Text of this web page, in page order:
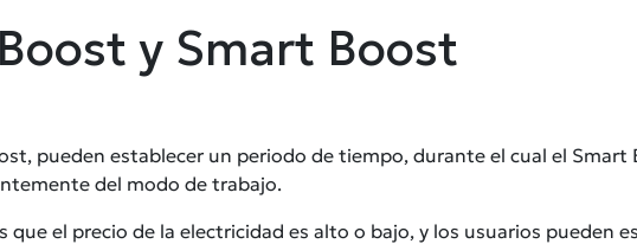
y Smart Boost
pueden establecer un periodo de tiempo, durante el cual el Smart
del modo de trabajo.
que el precio de la electricidad es alto o bajo, y los usuarios pueden